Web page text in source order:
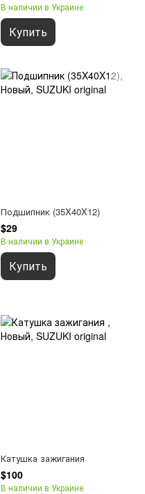
В наличии в Украине
Купить
Подшипник (35X40X12)
$29
В наличии в Украине
Купить
Катушка зажигания
$100
В наличии в Украине